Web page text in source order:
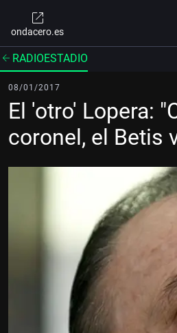
ondacero.es
RADIOESTADIO
08/01/2017
El 'otro' Lopera:
coronel, el Betis